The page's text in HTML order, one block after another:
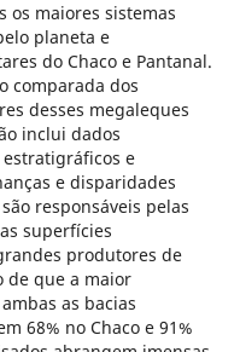
os maiores sistemas
planeta e
do Chaco e Pantanal.
comparada dos
desses megaleques
inclui dados
e
e disparidades
responsáveis pelas
superfícies
produtores de
de que a maior
as bacias
68% no Chaco e 91%